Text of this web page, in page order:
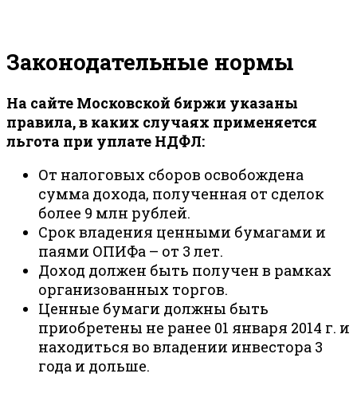
Законодательные нормы
На сайте Московской биржи указаны
правила, в каких случаях применяется
льгота при уплате НДФЛ:
От налоговых сборов освобождена
сумма дохода, полученная от сделок
более 9 млн рублей.
Срок владения ценными бумагами и
паями ОПИФа – от 3 лет.
Доход должен быть получен в рамках
организованных торгов.
Ценные бумаги должны быть
приобретены не ранее 01 января 2014 г. и
находиться во владении инвестора 3
года и дольше.